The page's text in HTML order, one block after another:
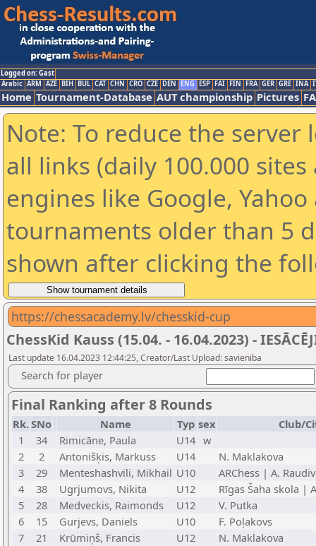
Logged on: Gast
Arabic ARM AZE BIH BUL CAT CHN CRO CZE DEN ENG ESP FAI FIN FRA GER GRE INA
Home Tournament-Database AUT championship Pictures
Note: To reduce the
all links (daily 100.000
engines like Google,
tournaments older than 5
shown after clicking the
https://chessacademy.lv/chesskid-cup
ChessKid Kauss (15.04. - 16.04.2023) -
Last update 16.04.2023 12:44:25, Creator/Last Upload: savieniba
Search for player
Final Ranking after 8 Rounds
Rk.SNo Name Typ sex
Club/
1
34 Rimicāne, Paula U14 w
2
2 Antonišķis, Markuss U14
N. Maklakova
3
29 Menteshashvili, Mikhail U10
ARChess | A.
4
38 Ugrjumovs, Nikita U12
Rīgas Šaha skola |
5
28 Medveckis, Raimonds U12
V. Putka
6
15 Gurjevs, Daniels U10
F. Poļakovs
7
21 Krūmiņš, Francis U12
N. Maklakova